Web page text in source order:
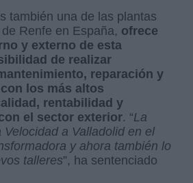
también una de las plantas
Renfe en España, ofrece
y externo de esta
de realizar
reparación y
los más altos
rentabilidad y
el sector exterior. “La
Velocidad a Valladolid en el
y ahora también lo
talleres”, ha sentenciado